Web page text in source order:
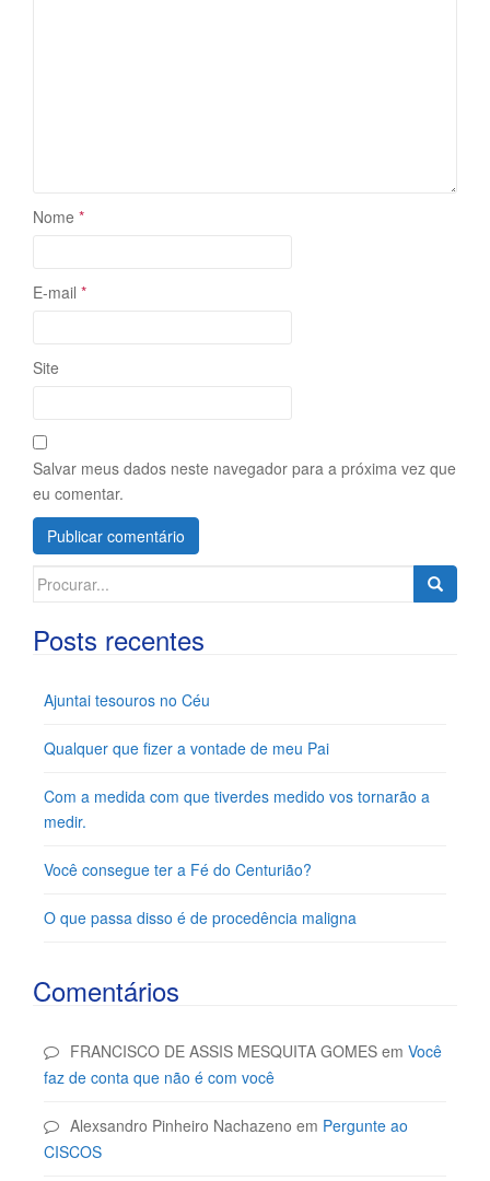
Nome *
E-mail *
Site
Salvar meus dados neste navegador para a próxima vez que
eu comentar.
Search
Posts recentes
Ajuntai tesouros no Céu
Qualquer que fizer a vontade de meu Pai
Com a medida com que tiverdes medido vos tornarão a
medir.
Você consegue ter a Fé do Centurião?
O que passa disso é de procedência maligna
Comentários
FRANCISCO DE ASSIS MESQUITA GOMES em Você
faz de conta que não é com você
Alexsandro Pinheiro Nachazeno em Pergunte ao
CISCOS